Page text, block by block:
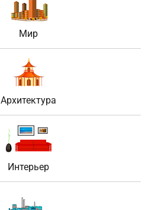
Мир
Архитектура
Интерьер